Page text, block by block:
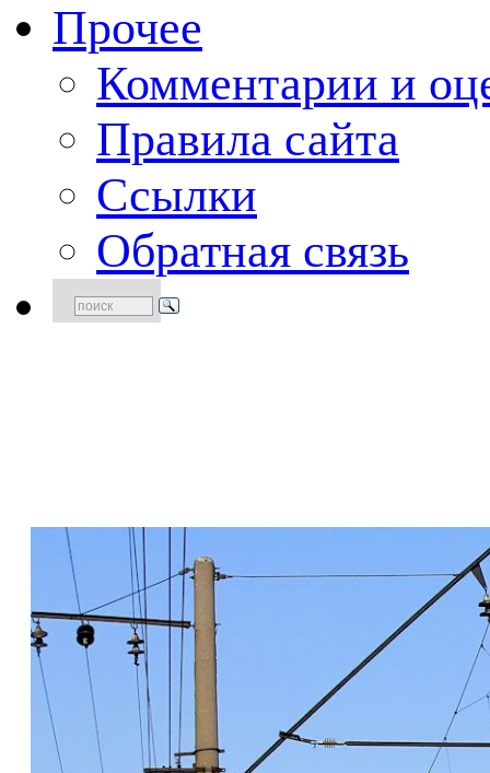
Прочее
Комментарии и
Правила сайта
Ссылки
Обратная связь